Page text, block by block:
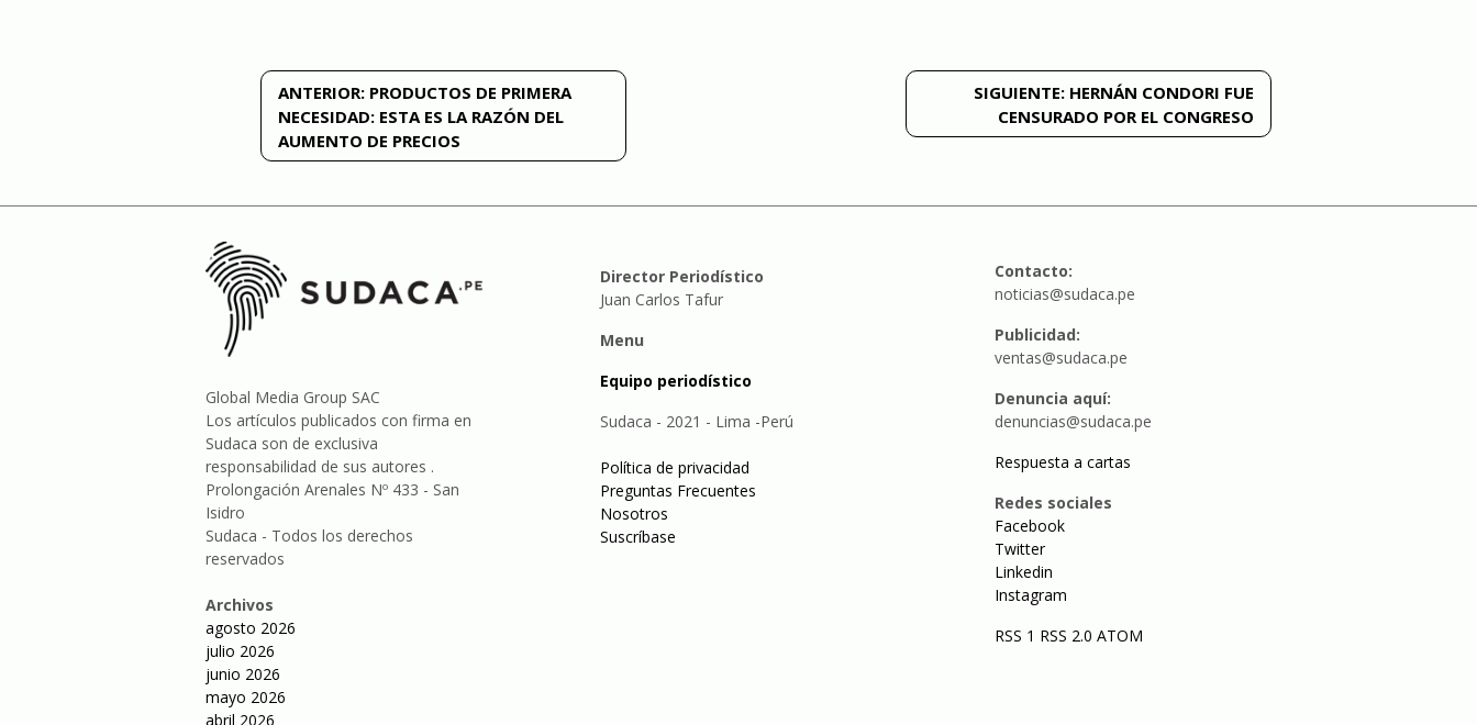
Navegación
de
entradas
ANTERIOR: PRODUCTOS DE PRIMERA
NECESIDAD: ESTA ES LA RAZÓN DEL
AUMENTO DE PRECIOS
SIGUIENTE: HERNÁN CONDORI FUE
CENSURADO POR EL CONGRESO
Global Media Group SAC
Los artículos publicados con firma en
Sudaca son de exclusiva
responsabilidad de sus autores .
Prolongación Arenales Nº 433 - San
Isidro
Sudaca - Todos los derechos
reservados
Archivos
agosto 2026
julio 2026
junio 2026
mayo 2026
abril 2026
Director Periodístico
Juan Carlos Tafur
Menu
Equipo periodístico
Sudaca - 2021 - Lima -Perú
Política de privacidad
Preguntas Frecuentes
Nosotros
Suscríbase
Contacto:
noticias@sudaca.pe
Publicidad:
ventas@sudaca.pe
Denuncia aquí:
denuncias@sudaca.pe
Respuesta a cartas
Redes sociales
Facebook
Twitter
Linkedin
Instagram
RSS 1 RSS 2.0 ATOM